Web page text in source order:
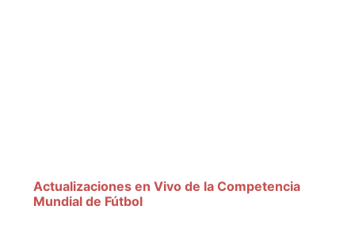
Actualizaciones en Vivo de la Competencia
Mundial de Fútbol